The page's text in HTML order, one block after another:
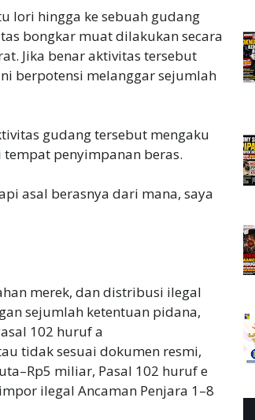
lori hingga ke sebuah gudang
bongkar muat dilakukan secara
Jika benar aktivitas tersebut
berpotensi melanggar sejumlah
gudang tersebut mengaku
penyimpanan beras.
asal berasnya dari mana, saya
merek, dan distribusi ilegal
sejumlah ketentuan pidana,
102 huruf a
tidak sesuai dokumen resmi,
miliar, Pasal 102 huruf e
ilegal Ancaman Penjara 1–8